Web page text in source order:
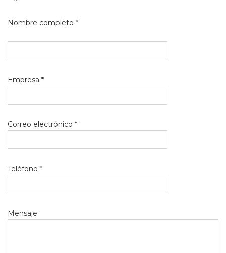
Nombre completo *
Empresa *
Correo electrónico *
Teléfono *
Mensaje